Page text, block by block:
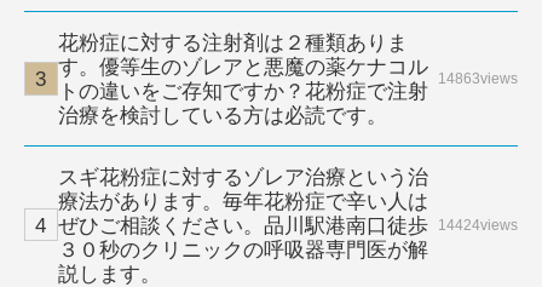
花粉症に対する注射剤は２種類ありま
す。優等生のゾレアと悪魔の薬ケナコル
トの違いをご存知ですか？花粉症で注射
治療を検討している方は必読です。
14863views
スギ花粉症に対するゾレア治療という治
療法があります。毎年花粉症で辛い人は
ぜひご相談ください。品川駅港南口徒歩
３０秒のクリニックの呼吸器専門医が解
説します。
14424views